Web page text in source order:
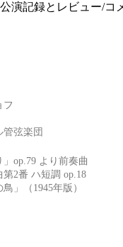
演記録とレビュー/コ
フ
弦楽団
op.79 より前奏曲
2番 ハ短調 op.18
鳥」（1945年版）